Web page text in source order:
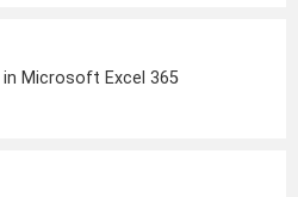
Microsoft Excel 365